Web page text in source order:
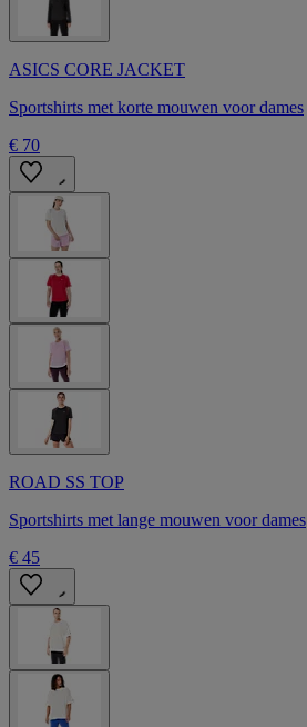
ASICS CORE JACKET
Sportshirts met korte mouwen voor dames
€ 70
ROAD SS TOP
Sportshirts met lange mouwen voor dames
€ 45